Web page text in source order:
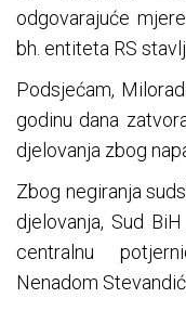
odgovarajuće
bh. entiteta RS
Podsjećam,
godinu dana
djelovanja zbog
Zbog negiranja
djelovanja, Sud
centralnu
Nenadom